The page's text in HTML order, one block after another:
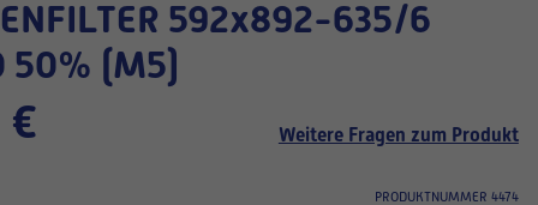
50% (M5)
€ Weitere Fragen zum Produkt
PRODUKTNUMMER 4474